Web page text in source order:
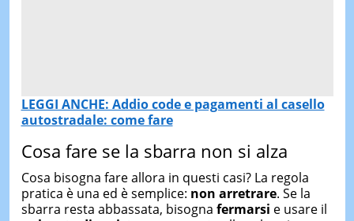
LEGGI ANCHE: Addio code e pagamenti al casello
autostradale: come fare
Cosa fare se la sbarra non si alza
Cosa bisogna fare allora in questi casi? La regola
pratica è una ed è semplice: non arretrare. Se la
sbarra resta abbassata, bisogna fermarsi e usare il